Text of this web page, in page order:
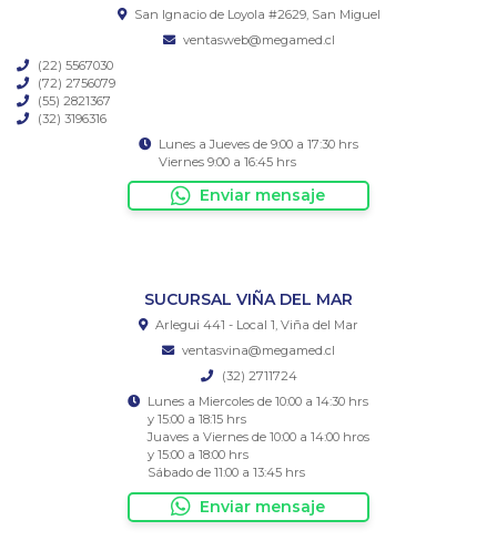
San Ignacio de Loyola #2629, San Miguel
ventasweb@megamed.cl
(22) 5567030
(72) 2756079
(55) 2821367
(32) 3196316
Lunes a Jueves de 9:00 a 17:30 hrs
Viernes 9:00 a 16:45 hrs
Enviar mensaje
SUCURSAL VIÑA DEL MAR
Arlegui 441 - Local 1, Viña del Mar
ventasvina@megamed.cl
(32) 2711724
Lunes a Miercoles de 10:00 a 14:30 hrs
y 15:00 a 18:15 hrs
Juaves a Viernes de 10:00 a 14:00 hros
y 15:00 a 18:00 hrs
Sábado de 11:00 a 13:45 hrs
Enviar mensaje